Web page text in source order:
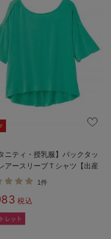
ニティ・授乳服】バックタッ
アースリーブＴシャツ【出産
く使える】
1件
税込